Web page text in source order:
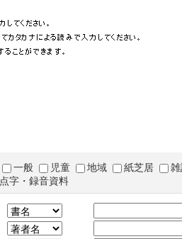
一般 児童 地域 紙芝居
点字・録音資料